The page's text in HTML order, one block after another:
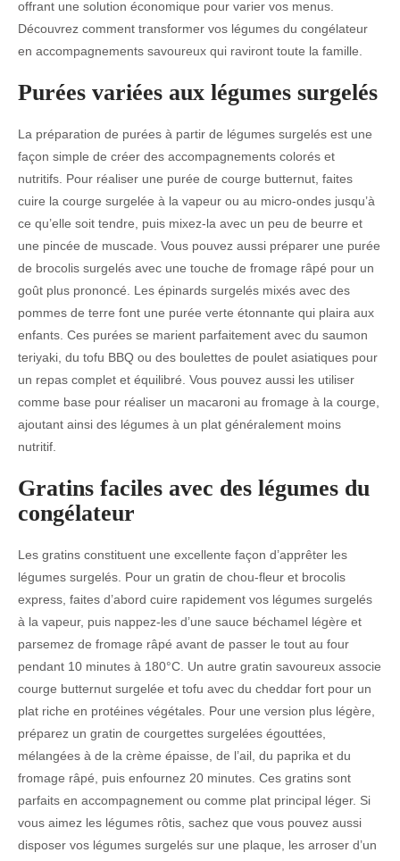
offrant une solution économique pour varier vos menus.
Découvrez comment transformer vos légumes du congélateur
en accompagnements savoureux qui raviront toute la famille.
Purées variées aux légumes surgelés
La préparation de purées à partir de légumes surgelés est une
façon simple de créer des accompagnements colorés et
nutritifs. Pour réaliser une purée de courge butternut, faites
cuire la courge surgelée à la vapeur ou au micro-ondes jusqu’à
ce qu’elle soit tendre, puis mixez-la avec un peu de beurre et
une pincée de muscade. Vous pouvez aussi préparer une purée
de brocolis surgelés avec une touche de fromage râpé pour un
goût plus prononcé. Les épinards surgelés mixés avec des
pommes de terre font une purée verte étonnante qui plaira aux
enfants. Ces purées se marient parfaitement avec du saumon
teriyaki, du tofu BBQ ou des boulettes de poulet asiatiques pour
un repas complet et équilibré. Vous pouvez aussi les utiliser
comme base pour réaliser un macaroni au fromage à la courge,
ajoutant ainsi des légumes à un plat généralement moins
nutritif.
Gratins faciles avec des légumes du
congélateur
Les gratins constituent une excellente façon d’apprêter les
légumes surgelés. Pour un gratin de chou-fleur et brocolis
express, faites d’abord cuire rapidement vos légumes surgelés
à la vapeur, puis nappez-les d’une sauce béchamel légère et
parsemez de fromage râpé avant de passer le tout au four
pendant 10 minutes à 180°C. Un autre gratin savoureux associe
courge butternut surgelée et tofu avec du cheddar fort pour un
plat riche en protéines végétales. Pour une version plus légère,
préparez un gratin de courgettes surgelées égouttées,
mélangées à de la crème épaisse, de l’ail, du paprika et du
fromage râpé, puis enfournez 20 minutes. Ces gratins sont
parfaits en accompagnement ou comme plat principal léger. Si
vous aimez les légumes rôtis, sachez que vous pouvez aussi
disposer vos légumes surgelés sur une plaque, les arroser d’un